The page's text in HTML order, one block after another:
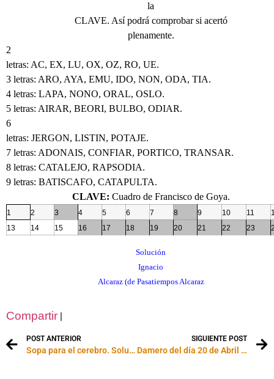
la
CLAVE. Así podrá comprobar si acertó
plenamente.
2
letras: AC, EX, LU, OX, OZ, RO, UE.
3 letras: ARO, AYA, EMU, IDO, NON, ODA, TIA.
4 letras: LAPA, NONO, ORAL, OSLO.
5 letras: AIRAR, BEORI, BULBO, ODIAR.
6
letras: JERGON, LISTIN, POTAJE.
7 letras: ADONAIS, CONFIAR, PORTICO, TRANSAR.
8 letras: CATALEJO, RAPSODIA.
9 letras: BATISCAFO, CATAPULTA.
CLAVE: Cuadro de Francisco de Goya.
1 2 3 4 5 6 7 8 9 10 11
13
14 15 16 17 18 19 20 21 22 23
Solución
Ignacio
Alcaraz (de Pasatiempos Alcaraz
Compartir |
POST ANTERIOR
Sopa para el cerebro. Soluciones
SIGUIENTE POST
Damero del día 20 de Abril de 2001